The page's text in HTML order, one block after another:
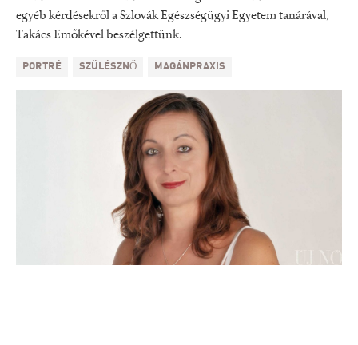
egyéb kérdésekről a Szlovák Egészségügyi Egyetem tanárával,
Takács Emőkével beszélgettünk.
PORTRÉ SZÜLÉSZNŐ MAGÁNPRAXIS